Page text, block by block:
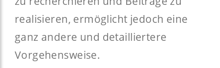
realisieren, ermöglicht jedoch eine
ganz andere und detailliertere
Vorgehensweise.